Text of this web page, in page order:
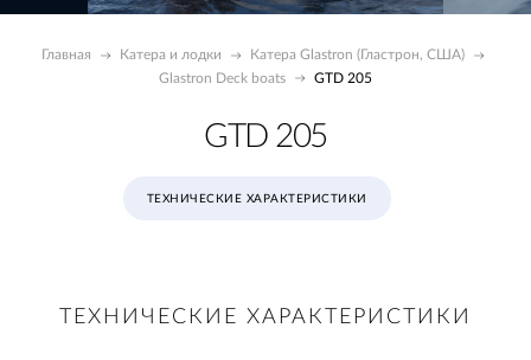
Главная Катера и лодки
Катера Glastron (Гластрон, США)
Glastron Deck boats
GTD 205
GTD 205
ТЕХНИЧЕСКИЕ ХАРАКТЕРИСТИКИ
ТЕХНИЧЕСКИЕ ХАРАКТЕРИСТИКИ